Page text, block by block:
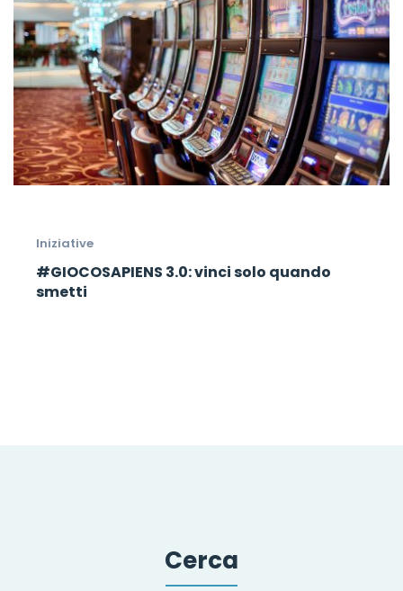
Iniziative
#GIOCOSAPIENS 3.0: vinci solo quando
smetti
Cerca